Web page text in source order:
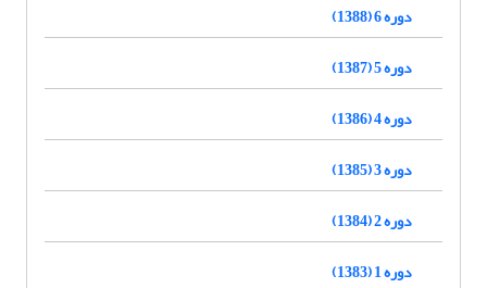
دوره 6 (1388)
دوره 5 (1387)
دوره 4 (1386)
دوره 3 (1385)
دوره 2 (1384)
دوره 1 (1383)